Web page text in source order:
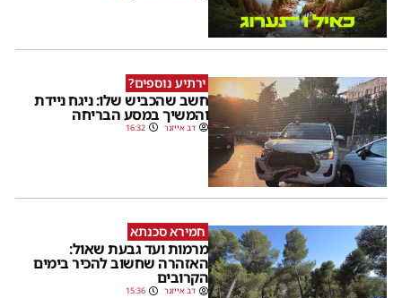
ירתיע נוספים?
חשב שהכביש שלו: ניגח ניידת
והמשיך במסע הבריחה
דב אייזנר 16:32
חמירא סכנתא
מרמות ועד גבעת שאול:
האזהרה שחשוב להכיר בימים
הקרובים
דב אייזנר 15:36